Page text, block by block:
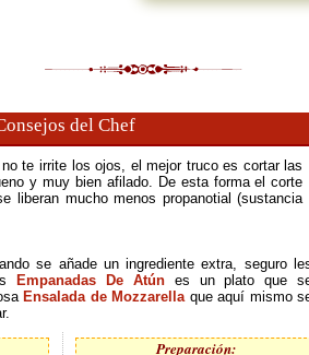
del Chef
te irrite los ojos, el mejor truco es cortar las
y muy bien afilado. De esta forma el corte
liberan mucho menos propanotial (sustancia
se añade un ingrediente extra, seguro
Empanadas De Atúnes un plato que
Ensalada de Mozzarellaque aquí mismo
Preparación: